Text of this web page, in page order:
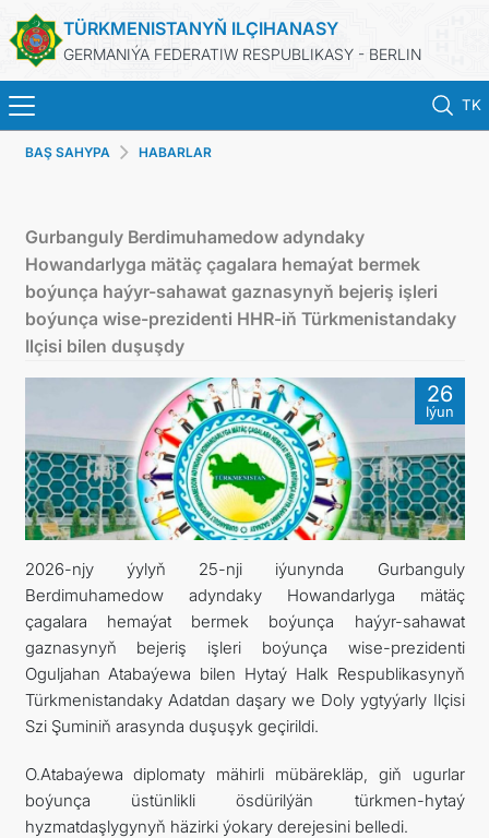
TÜRKMENISTANYŇ ILÇIHANASY
GERMANIÝA FEDERATIW RESPUBLIKASY - BERLIN
TK
BAŞ SAHYPA
TÜRKMENISTANYŇ DIM
KONSULLYK BÖLÜMI
TÜRKMENISTANDA MAÝA GOÝUMLAR
ARAGATNAŞYK
BAŞ SAHYPA HABARLAR
Gurbanguly Berdimuhamedow adyndaky
Howandarlyga mätäç çagalara hemaýat bermek
boýunça haýyr-sahawat gaznasynyň bejeriş işleri
boýunça wise-prezidenti HHR-iň Türkmenistandaky
Ilçisi bilen duşuşdy
26
Iýun
2026-njy ýylyň 25-nji iýunynda Gurbanguly
Berdimuhamedow adyndaky Howandarlyga mätäç
çagalara hemaýat bermek boýunça haýyr-sahawat
gaznasynyň bejeriş işleri boýunça wise-prezidenti
Oguljahan Atabaýewa bilen Hytaý Halk Respublikasynyň
Türkmenistandaky Adatdan daşary we Doly ygtyýarly Ilçisi
Szi Şuminiň arasynda duşuşyk geçirildi.
O.Atabaýewa diplomaty mähirli mübärekläp, giň ugurlar
boýunça üstünlikli ösdürilýän türkmen-hytaý
hyzmatdaşlygynyň häzirki ýokary derejesini belledi.